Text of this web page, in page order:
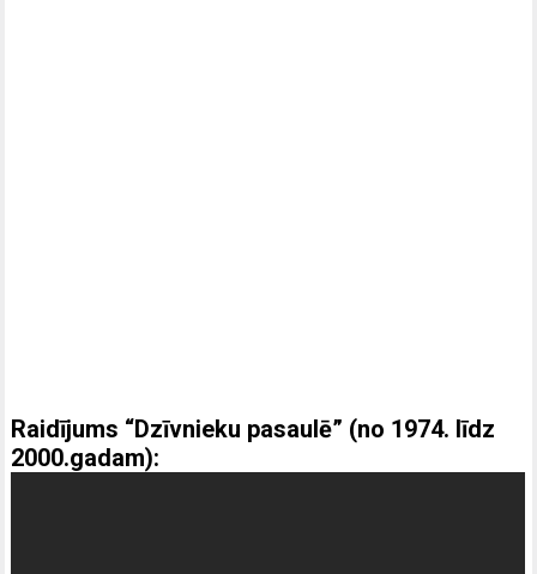
Raidījums “Dzīvnieku pasaulē” (no 1974. līdz
2000.gadam):